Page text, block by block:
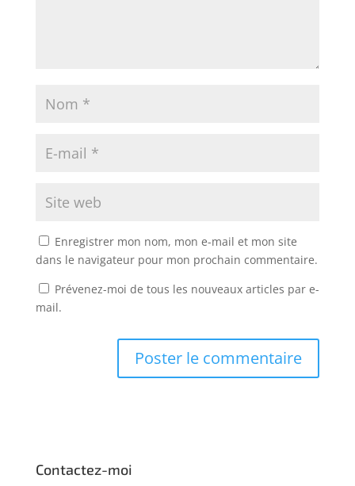
Enregistrer mon nom, mon e-mail et mon site
dans le navigateur pour mon prochain commentaire.
Prévenez-moi de tous les nouveaux articles par e-
mail.
Contactez-moi